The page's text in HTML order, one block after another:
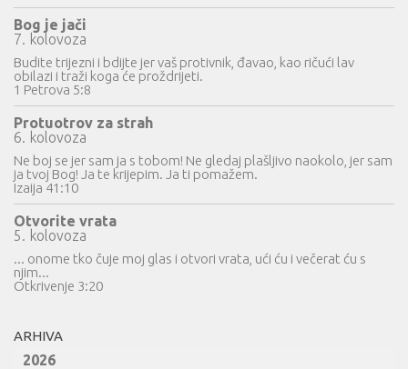
Bog je jači
7. kolovoza
Budite trijezni i bdijte jer vaš protivnik, đavao, kao ričući lav
obilazi i traži koga će proždrijeti.
1 Petrova 5:8
Protuotrov za strah
6. kolovoza
Ne boj se jer sam ja s tobom! Ne gledaj plašljivo naokolo, jer sam
ja tvoj Bog! Ja te krijepim. Ja ti pomažem.
Izaija 41:10
Otvorite vrata
5. kolovoza
... onome tko čuje moj glas i otvori vrata, ući ću i večerat ću s
njim...
Otkrivenje 3:20
ARHIVA
2026